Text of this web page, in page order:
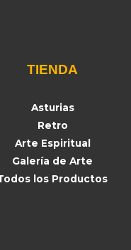
TIENDA
Asturias
Retro
Arte Espiritual
Galería de Arte
los Productos